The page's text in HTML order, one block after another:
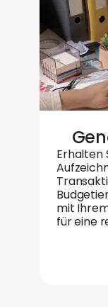
Erhalten
mit
für eine